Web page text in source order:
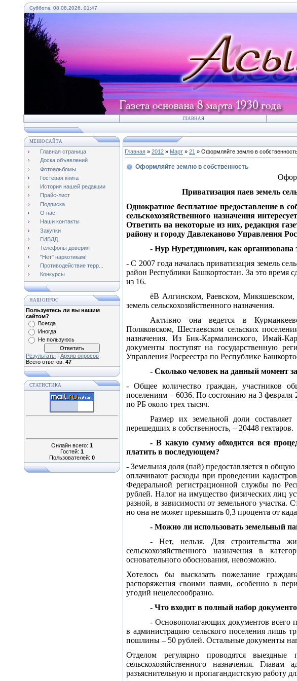
Суббота, 08.08.2026, 01:47
ГЛАВНАЯ
МЕНЮ САЙТА
Главная страница
Доска объявлений
Фотоальбомы
Гостевая книга
История нашей редакции
Прайс-лист
Подписка
О нас
Наши контакты
Закупки
ГИБДД
Телефоны доверия
"Нет" наркотикам!
Противодействие терр...
Конкурсы
НАШ ОПРОС
Пользуетесь ли вы нашим
сайтом?
Всегда
Иногда
Не пользуюсь
Результаты | Архив опросов
Всего ответов: 47
СТАТИСТИКА
Онлайн всего: 1
Гостей: 1
Пользователей: 0
Главная » 2012 » Март » 21 » Оформляйте землю в
Оформляйте землю в собственность
Приватизация паев земель
Однократное бесплатное предоставление в
сельскохозяйственного назначения
Ответить на некоторые из них, редакция
району и городу Давлеканово Управления
- Нур Нуретдинович, как организована
- С 2007 года началась приватизация земель
район Республики Башкортостан. За это время
из 16.
ёВ Алгинском, Раевском, Микяшевском,
земель сельскохозяйственного назначения.
Активно она ведется в
Поляковском, Шестаевском сельских
назначения. Из Бик-Кармалинского, Имай-
документы поступят на государственную
Управления Росреестра по Республике
- Сколько человек на данный момент
- Общее количество граждан, участников
поселениям – 6036. По состоянию на 3 февраля
по РБ около трех тысяч.
Размер их земельной доли
перешедших в собственность, – 20448 гектаров.
- В какую сумму обходится вся
платить в последующем?
- Земельная доля (пай) предоставляется в
оплачивают расходы при проведении
Федеральной регистрационной службы по
рублей. Налог на имущество физических лиц
разной, в зависимости от земельного участка.
но она не может превышать 0,3 процента от
- Можно ли использовать земельный
- Нет, нельзя. Для строительства
сельскохозяйственного назначения в
основательного обоснования, невозможно.
Хотелось бы высказать пожелание
распоряжения своими паями, особенно в
угодий нецелесообразно.
- Что входит в полный набор
- Основополагающих документов всего
в администрацию сельского поселения лишь
пошлины – 50 рублей. Остальные документы
Отделом регулярно проводятся
сельскохозяйственного назначения.
разъяснительную и пропагандистскую работу